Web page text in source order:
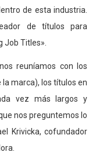
de esta industria.
de títulos para
Job Titles».
reuníamos con los
marca), los títulos en
vez más largos y
nos preguntemos lo
Krivicka, cofundador